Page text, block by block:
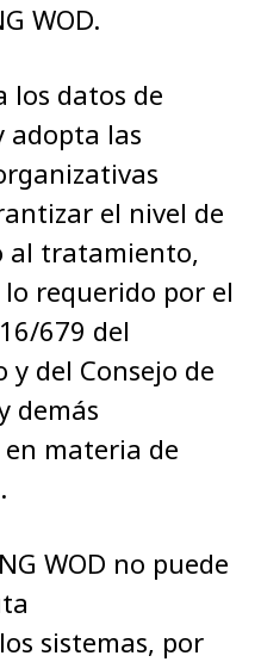
WOD.
los datos de
adopta las
el nivel de
al tratamiento,
requerido por el
679 del
y del Consejo de
demás
materia de
WOD no puede
sistemas, por